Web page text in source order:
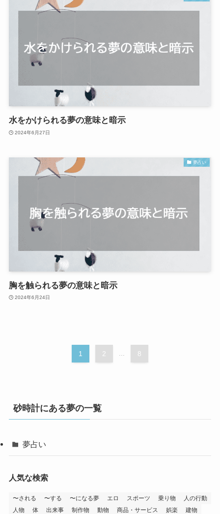
水をかけられる夢の意味と暗示
2024年6月27日
夢占い
胸を触られる夢の意味と暗示
2024年6月24日
1 2 8
砂時計にある夢の一覧
夢占い
人気な検索
〜される 〜する 〜になる夢 エロ スポーツ 乗り物
人の行動
人物
体 出来事 制作物 動物 商品・サービス 娯楽
建物